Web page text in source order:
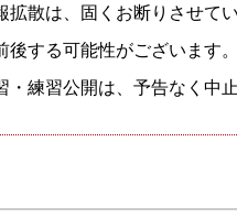
拡散は、固くお断りさせて
後する可能性がございます。
・練習公開は、予告なく中